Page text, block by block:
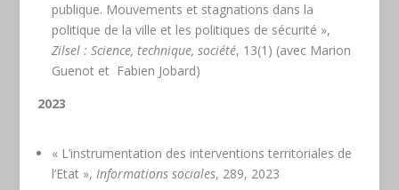
publique. Mouvements et stagnations dans la
politique de la ville et les politiques de sécurité »,
Zilsel : Science, technique, société, 13(1) (avec Marion
Guenot et Fabien Jobard)
2023
« L’instrumentation des interventions territoriales de
l’Etat », Informations sociales, 289, 2023